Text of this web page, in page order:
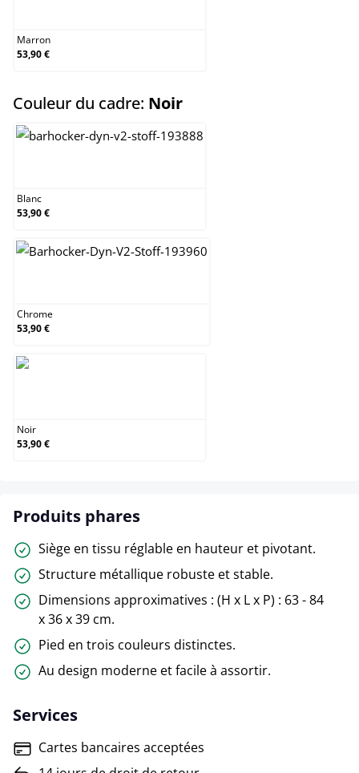
Marron
53,90 €
Couleur du cadre: Noirselect
Blanc
53,90 €
Chrome
53,90 €
Noir
53,90 €
Produits phares
Siège en tissu réglable en hauteur et pivotant.
Structure métallique robuste et stable.
Dimensions approximatives : (H x L x P) : 63 - 84
x 36 x 39 cm.
Pied en trois couleurs distinctes.
Au design moderne et facile à assortir.
Services
Cartes bancaires acceptées